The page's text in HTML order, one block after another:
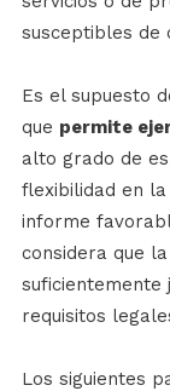
susceptibles de
Es el supuesto
que permite
alto grado de
flexibilidad en
informe
considera que
suficientemente
requisitos
Los siguientes